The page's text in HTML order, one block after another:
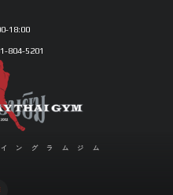
18:00
804-5201
ングラムジム